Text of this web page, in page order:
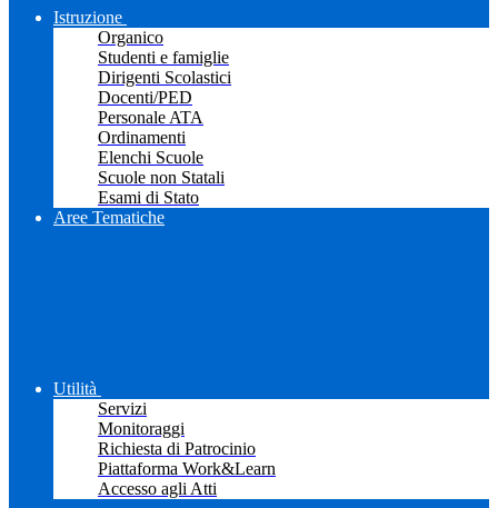
Istruzione
Organico
Studenti e famiglie
Dirigenti Scolastici
Docenti/PED
Personale ATA
Ordinamenti
Elenchi Scuole
Scuole non Statali
Esami di Stato
Aree Tematiche
Utilità
Servizi
Monitoraggi
Richiesta di Patrocinio
Piattaforma Work&Learn
Accesso agli Atti